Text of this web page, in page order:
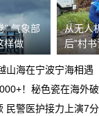
凹陷要
录音证据
” 气象部
样做
从无人
后”村
山海在宁波宁海相遇
！秘色瓷在海外
民警医护接力上演7分